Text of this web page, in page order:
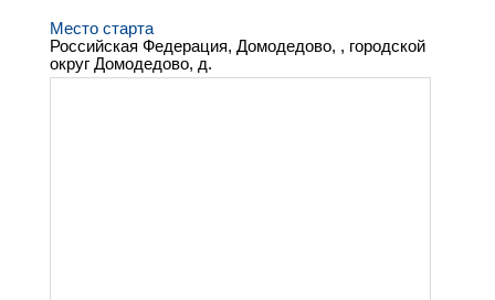
Место старта
Российская Федерация, Домодедово, , городской
округ Домодедово, д.